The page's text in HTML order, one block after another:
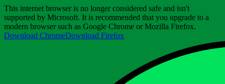
This internet browser is no longer considered safe and isn't
supported by Microsoft. It is recommended that you upgrade to a
modern browser such as Google Chrome or Mozilla Firefox.
Download ChromeDownload Firefox